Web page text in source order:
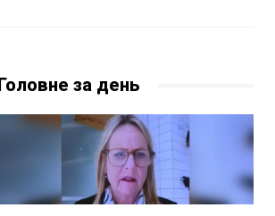
Головне за день